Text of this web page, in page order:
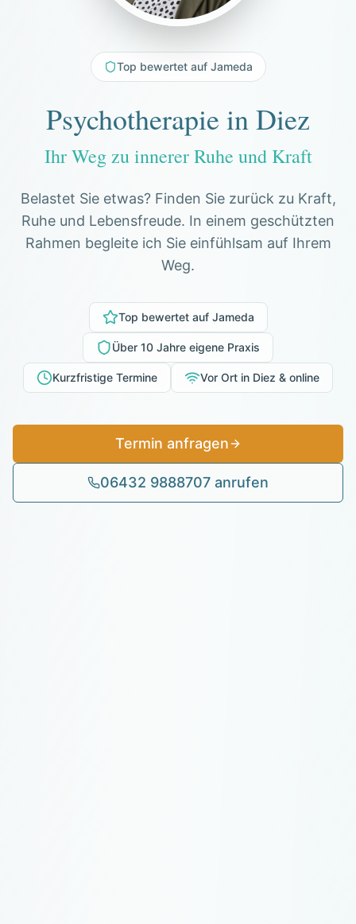
Top bewertet auf Jameda
Psychotherapie in Diez
Ihr Weg zu innerer Ruhe und Kraft
Belastet Sie etwas? Finden Sie zurück zu Kraft,
Ruhe und Lebensfreude. In einem geschützten
Rahmen begleite ich Sie einfühlsam auf Ihrem
Weg.
Top bewertet auf Jameda
Über 10 Jahre eigene Praxis
Kurzfristige Termine Vor Ort in Diez & online
Termin anfragen
06432 9888707 anrufen